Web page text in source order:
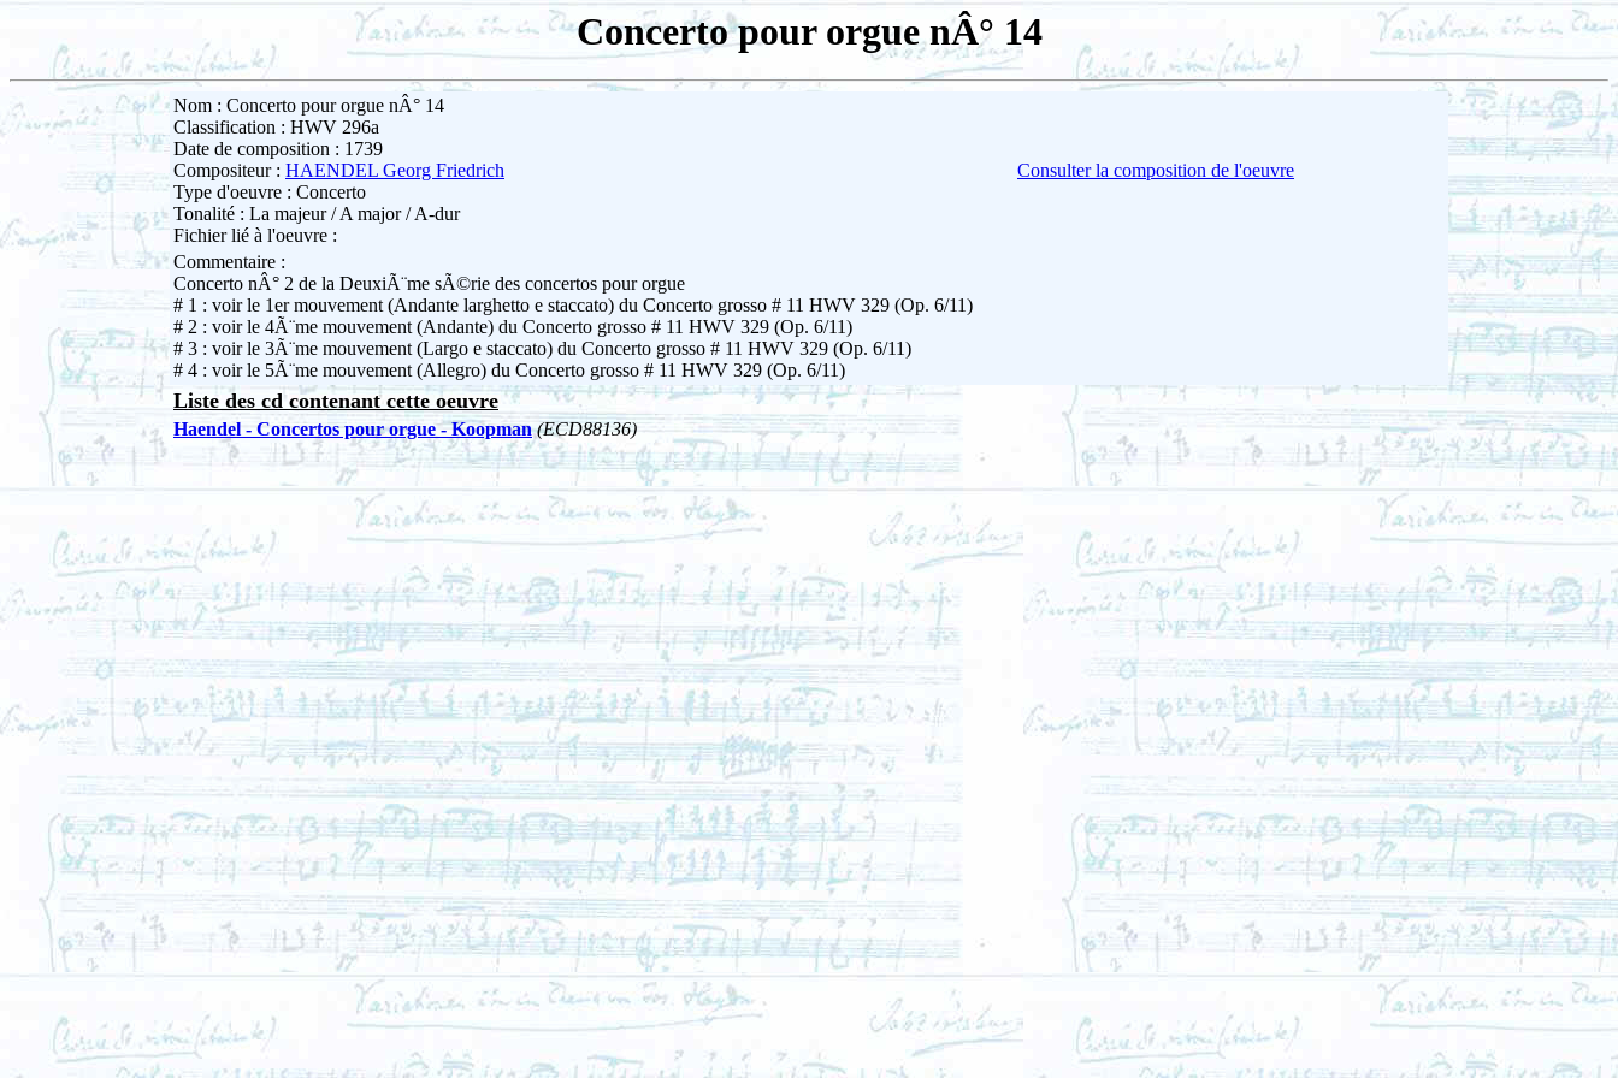
Concerto pour orgue nÂ° 14
Nom : Concerto pour orgue nÂ° 14
Classification : HWV 296a
Date de composition : 1739
Compositeur : HAENDEL Georg Friedrich
Type d'oeuvre : Concerto
Tonalité : La majeur / A major / A-dur
Fichier lié à l'oeuvre :
Consulter la composition de l'oeuvre
Commentaire :
Concerto nÂ° 2 de la DeuxiÃ¨me sÃ©rie des concertos pour orgue
# 1 : voir le 1er mouvement (Andante larghetto e staccato) du Concerto grosso # 11 HWV 329 (Op. 6/11)
# 2 : voir le 4Ã¨me mouvement (Andante) du Concerto grosso # 11 HWV 329 (Op. 6/11)
# 3 : voir le 3Ã¨me mouvement (Largo e staccato) du Concerto grosso # 11 HWV 329 (Op. 6/11)
# 4 : voir le 5Ã¨me mouvement (Allegro) du Concerto grosso # 11 HWV 329 (Op. 6/11)
Liste des cd contenant cette oeuvre
Haendel - Concertos pour orgue - Koopman (ECD88136)